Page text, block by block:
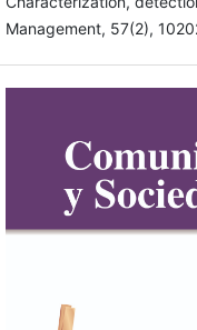
Management, 57(2),